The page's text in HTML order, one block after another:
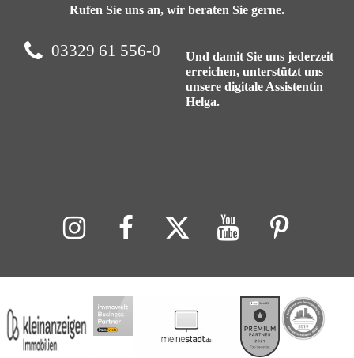
Rufen Sie uns an, wir beraten Sie gerne.
03329 61 556-0
Und damit Sie uns jederzeit
erreichen, unterstützt uns
unsere digitale Assistentin
Helga.